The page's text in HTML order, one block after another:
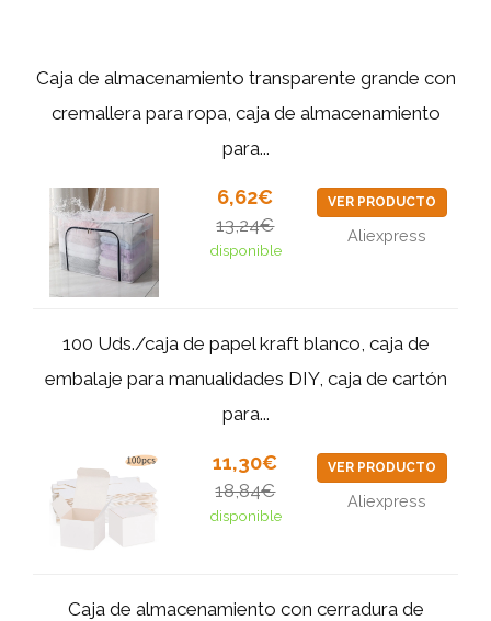
Caja de almacenamiento transparente grande con
cremallera para ropa, caja de almacenamiento
para...
6,62€
13,24€
disponible
VER PRODUCTO
Aliexpress
100 Uds./caja de papel kraft blanco, caja de
embalaje para manualidades DIY, caja de cartón
para...
11,30€
18,84€
disponible
VER PRODUCTO
Aliexpress
Caja de almacenamiento con cerradura de